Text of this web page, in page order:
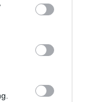
una clara
en Valencia.
para